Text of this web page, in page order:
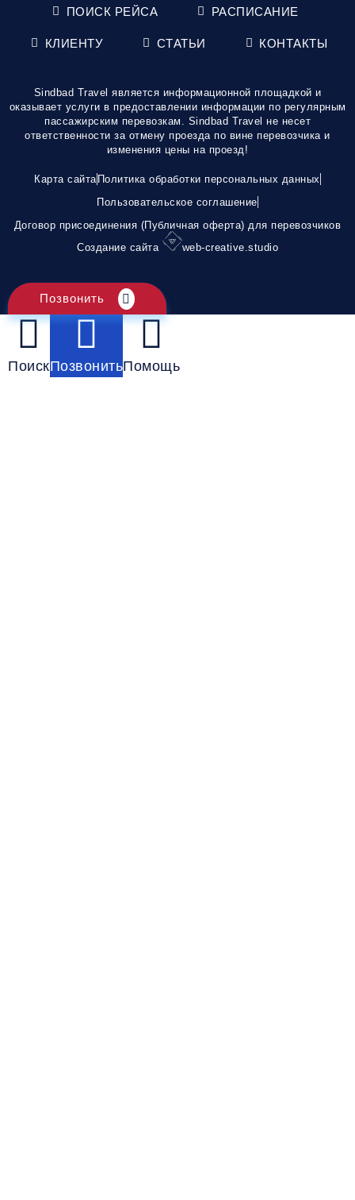
ПОИСК РЕЙСА РАСПИСАНИЕ
КЛИЕНТУ СТАТЬИ КОНТАКТЫ
Sindbad Travel является информационной площадкой и
оказывает услуги в предоставлении информации по регулярным
пассажирским перевозкам. Sindbad Travel не несет
ответственности за отмену проезда по вине перевозчика и
изменения цены на проезд!
Карта сайта Политика обработки персональных данных
Пользовательское соглашение
Договор присоединения (Публичная оферта) для перевозчиков
Создание сайта
web-creative.studio
Позвонить
ПоискПозвонитьПомощь